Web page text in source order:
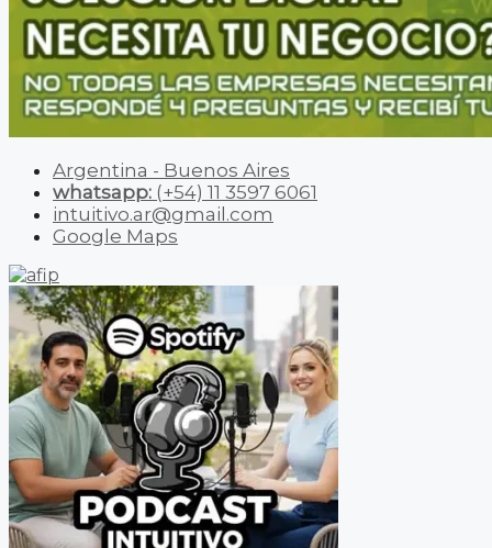
Argentina - Buenos Aires
whatsapp: (+54) 11 3597 6061
intuitivo.ar@gmail.com
Google Maps